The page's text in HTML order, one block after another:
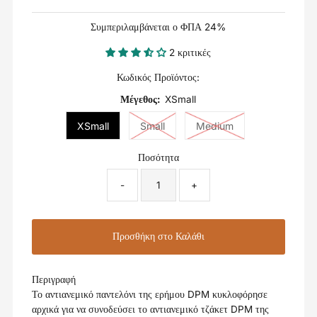
Συμπεριλαμβάνεται ο ΦΠΑ 24%
2 κριτικές
Κωδικός Προϊόντος:
Μέγεθος: XSmall
XSmall Small Medium
Ποσότητα
- +
Περιγραφή
Το αντιανεμικό παντελόνι της ερήμου DPM κυκλοφόρησε
αρχικά για να συνοδεύσει το αντιανεμικό τζάκετ DPM της